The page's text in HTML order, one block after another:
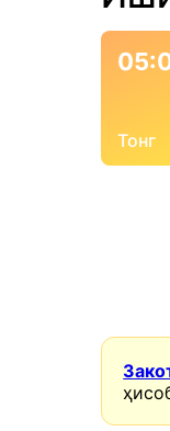
Тонг